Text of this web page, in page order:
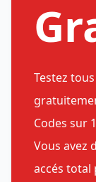
Testez
Codes sur
Vous avez
accés total